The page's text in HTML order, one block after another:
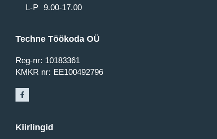
L-P 9.00-17.00
Techne Töökoda OÜ
Reg-nr: 10183361
KMKR nr: EE100492796
Kiirlingid